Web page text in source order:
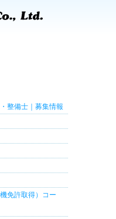
整備士｜募集情報
免許取得）コー